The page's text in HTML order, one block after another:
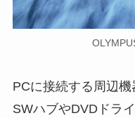
PCに接続する周辺
SWハブやDVDドラ